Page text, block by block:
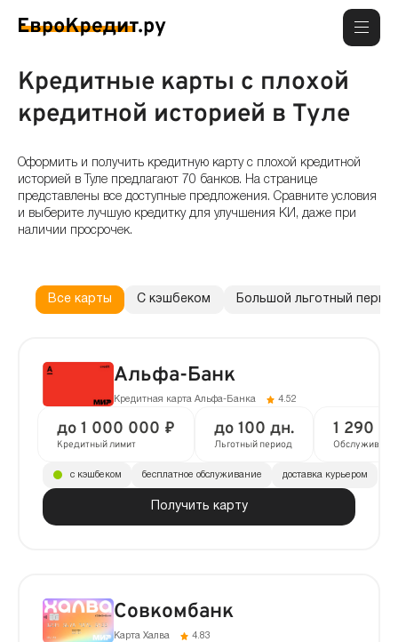
Кредитные карты с плохой
кредитной историей в Туле
Оформить и получить кредитную карту с плохой кредитной
историей в Туле предлагают 70 банков. На странице
представлены все доступные предложения. Сравните условия
и выберите лучшую кредитку для улучшения КИ, даже при
наличии просрочек.
Все карты С кэшбеком Большой льготный
Альфа-Банк
Кредитная карта Альфа-Банка 4.52
до 1 000 000 ₽
Кредитный лимит
до 100 дн.
Льготный период
1 290 ₽
Получить карту
с кэшбеком бесплатное обслуживание доставка курьером
Совкомбанк
Карта Халва 4.83